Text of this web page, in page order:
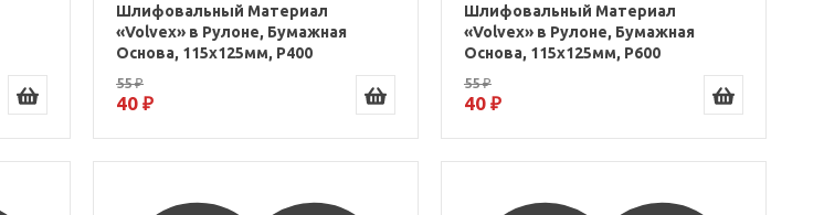
Шлифовальный Материал
«Volvex» в Рулоне, Бумажная
Основа, 115x125мм, P400
55 ₽
40 ₽
Шлифовальный Материал
«Volvex» в Рулоне, Бумажная
Основа, 115x125мм, P600
55 ₽
40 ₽